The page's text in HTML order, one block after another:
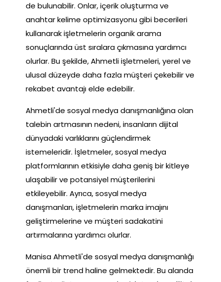
de bulunabilir. Onlar, içerik oluşturma ve
anahtar kelime optimizasyonu gibi becerileri
kullanarak işletmelerin organik arama
sonuçlarında üst sıralara çıkmasına yardımcı
olurlar. Bu şekilde, Ahmetli işletmeleri, yerel ve
ulusal düzeyde daha fazla müşteri çekebilir ve
rekabet avantajı elde edebilir.
Ahmetli'de sosyal medya danışmanlığına olan
talebin artmasının nedeni, insanların dijital
dünyadaki varlıklarını güçlendirmek
istemeleridir. İşletmeler, sosyal medya
platformlarının etkisiyle daha geniş bir kitleye
ulaşabilir ve potansiyel müşterilerini
etkileyebilir. Ayrıca, sosyal medya
danışmanları, işletmelerin marka imajını
geliştirmelerine ve müşteri sadakatini
artırmalarına yardımcı olurlar.
Manisa Ahmetli'de sosyal medya danışmanlığı
önemli bir trend haline gelmektedir. Bu alanda